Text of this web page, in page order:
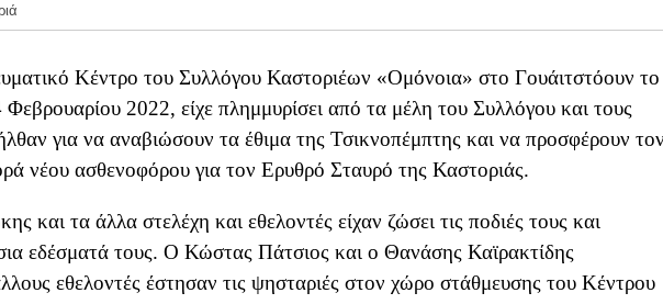
Κέντρο του Συλλόγου Καστοριέων «Ομόνοια» στο Γουάιτστόουν το
2022, είχε πλημμυρίσει από τα μέλη του Συλλόγου και τους
για να αναβιώσουν τα έθιμα της Τσικνοπέμπτης και να προσφέρουν
νέου ασθενοφόρου για τον Ερυθρό Σταυρό της Καστοριάς.
και τα άλλα στελέχη και εθελοντές είχαν ζώσει τις ποδιές τους και
εδέσματά τους. Ο Κώστας Πάτσιος και ο Θανάσης Καϊρακτίδης
εθελοντές έστησαν τις ψησταριές στον χώρο στάθμευσης του Κέντρου